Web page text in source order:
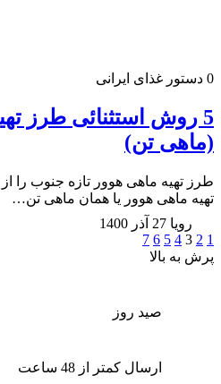
0 دستور غذای ایرانی
5 روش استثنائی طرز
(ماهی تن)
طرز تهیه ماهی هوور تازه جنوب را
تهیه ماهی هوور یا همان ماهی تن…
رویا 27 آذر 1400
1
2
3
4
5
6
7
پرش به بالا
صید روز
ارسال کمتر از 48 ساعت